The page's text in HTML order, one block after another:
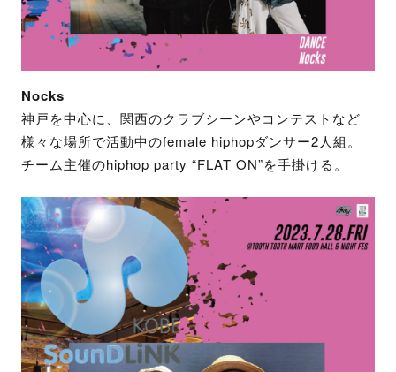
Nocks
神戸を中心に、関西のクラブシーンやコンテストなど
様々な場所で活動中のfemale hiphopダンサー2人組。
チーム主催のhiphop party “FLAT ON”を手掛ける。